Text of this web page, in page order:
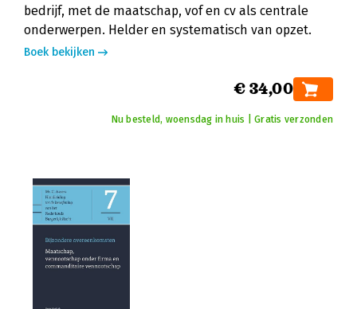
bedrijf, met de maatschap, vof en cv als centrale
onderwerpen. Helder en systematisch van opzet.
Boek bekijken
€ 34,00
Nu besteld, woensdag in huis | Gratis verzonden